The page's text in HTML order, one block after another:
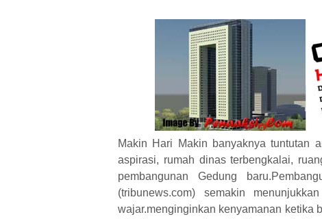
Makin Hari Makin banyaknya tuntutan
aspirasi, rumah dinas terbengkalai,
pembangunan Gedung
(tribunews.com) semakin
wajar.menginginkan kenyamanan ketika